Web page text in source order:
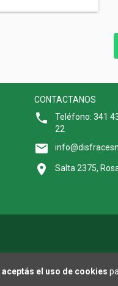
aceptás el uso de cookies
CONTACTANOS
Teléfono: 341
22
Salta 2375,